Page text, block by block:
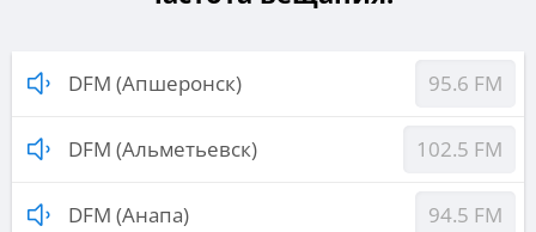
DFM (Апшеронск) 95.6 FM
DFM (Альметьевск) 102.5 FM
DFM (Анапа) 94.5 FM